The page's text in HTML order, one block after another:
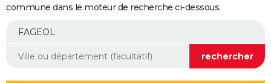
Essais
Réserver un essai
Citadines
Berlines
SUV
Forum auto
+
Mobiles
Meilleur smartphone
Internet
Ordinateurs
Jeux vidéo
Guide high-tech
Aménagement intérieur
commune dans le moteur de recherche ci-dessous.